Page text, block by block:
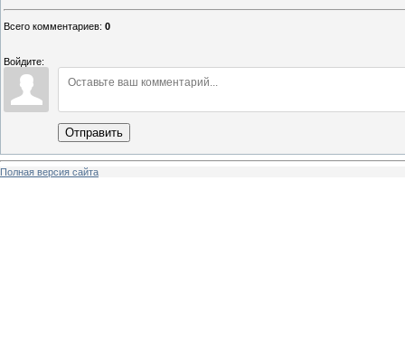
Всего комментариев: 0
Войдите:
Отправить
Полная версия сайта